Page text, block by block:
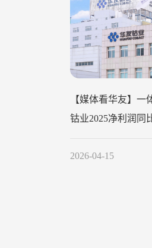
【媒体看华友】一
钴业2025净利润同
2026-04-15